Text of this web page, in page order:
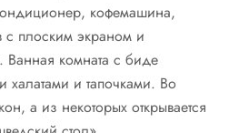
кофемашина,
с плоским экраном и
Ванная комната с биде
халатами и тапочками. Во
а из некоторых открывается